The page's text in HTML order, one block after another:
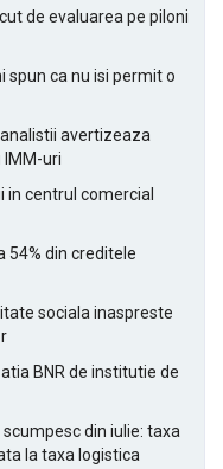
de evaluarea pe piloni
ca nu isi permit o
avertizeaza
uri
in centrul comercial
54% din creditele
sociala inaspreste
BNR de institutie de
din iulie: taxa
la taxa logistica